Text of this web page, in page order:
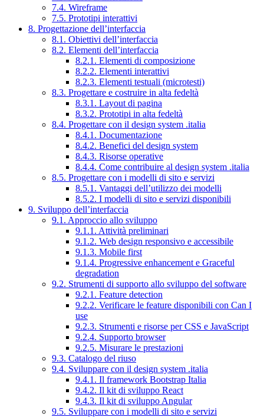
7.4. Wireframe
7.5. Prototipi interattivi
8. Progettazione dell’interfaccia
8.1. Obiettivi dell’interfaccia
8.2. Elementi dell’interfaccia
8.2.1. Elementi di composizione
8.2.2. Elementi interattivi
8.2.3. Elementi testuali (microtesti)
8.3. Progettare e costruire in alta fedeltà
8.3.1. Layout di pagina
8.3.2. Prototipi in alta fedeltà
8.4. Progettare con il design system .italia
8.4.1. Documentazione
8.4.2. Benefici del design system
8.4.3. Risorse operative
8.4.4. Come contribuire al design system .italia
8.5. Progettare con i modelli di sito e servizi
8.5.1. Vantaggi dell’utilizzo dei modelli
8.5.2. I modelli di sito e servizi disponibili
9. Sviluppo dell’interfaccia
9.1. Approccio allo sviluppo
9.1.1. Attività preliminari
9.1.2. Web design responsivo e accessibile
9.1.3. Mobile first
9.1.4. Progressive enhancement e Graceful
degradation
9.2. Strumenti di supporto allo sviluppo del software
9.2.1. Feature detection
9.2.2. Verificare le feature disponibili con Can I
use
9.2.3. Strumenti e risorse per CSS e JavaScript
9.2.4. Supporto browser
9.2.5. Misurare le prestazioni
9.3. Catalogo del riuso
9.4. Sviluppare con il design system .italia
9.4.1. Il framework Bootstrap Italia
9.4.2. Il kit di sviluppo React
9.4.3. Il kit di sviluppo Angular
9.5. Sviluppare con i modelli di sito e servizi